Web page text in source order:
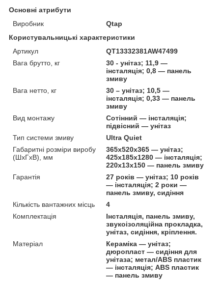
Основні атрибути
Виробник
Qtap
Користувальницькі характеристики
Артикул
QT13332381AW47499
Вага брутто, кг
30 - унітаз; 11,9 —
інсталяція; 0,8 — панель
змиву
Вага нетто, кг
30 – унітаз; 10,5 —
інсталяція; 0,33 — панель
змиву
Вид монтажу
Сотінний — інсталяція;
підвісний — унітаз
Тип системи змиву
Ultra Quiet
Габаритні розміри виробу
(ШхГхВ), мм
365х520х365 — унітаз;
425х185х1280 — інсталяція;
220х13х150 — панель змиву
Гарантія
27 років — унітаз; 10 років
— інсталяція; 2 роки —
панель змиву, сидіння
Кількість вантажних місць
4
Комплектація
Інсталяція, панель змиву,
звукоізоляційна прокладка,
унітаз, сидіння, кріплення.
Матеріал
Кераміка — унітаз;
дюропласт — сидіння для
унітаза; метал/ABS пластик
— інсталяція; ABS пластик
— панель змиву